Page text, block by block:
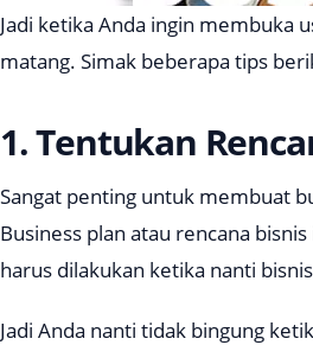
Jadi ketika Anda ingin membuka
matang. Simak beberapa tips
1. Tentukan
Sangat penting untuk membuat
Business plan atau rencana
harus dilakukan ketika nanti
Jadi Anda nanti tidak bingung